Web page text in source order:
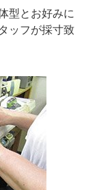
型とお好みに
ッフが採寸致